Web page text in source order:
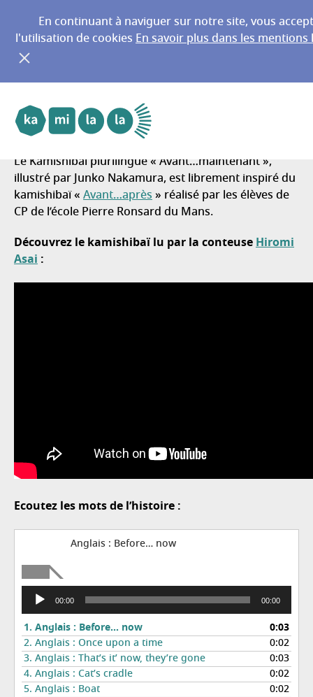
En continuant à naviguer sur notre site, vous
l'utilisation de cookiesEn savoir plus dans les mentions
Aller au menu principal
Kamishibaï plurilingue « Avant…
maintenant »
Le Kamishibaï plurilingue « Avant…maintenant »,
illustré par Junko Nakamura, est librement inspiré du
kamishibaï «Avant…après» réalisé par les élèves de
CP de l’école Pierre Ronsard du Mans.
Découvrez le kamishibaï lu par la conteuseHiromi
Asai:
Ecoutez les mots de l’histoire :
Anglais : Before… now
Lecteur
audio
00:00 00:00
1. Anglais : Before… now
0:03
2. Anglais : Once upon a time
0:02
3. Anglais : That’s it’ now, they’re gone
0:03
4. Anglais : Cat’s cradle
0:02
5. Anglais : Boat
0:02